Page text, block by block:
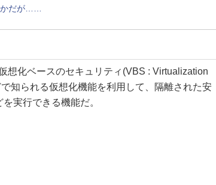
だが……
想化ベースのセキュリティ(VBS : Virtualization
知られる仮想化機能を利用して、隔離された安
実行できる機能だ。